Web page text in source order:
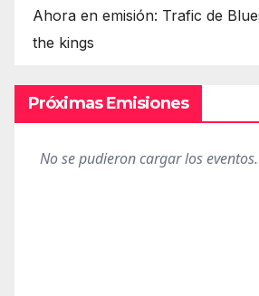
Ahora en emisión: Trafic de
the kings
Próximas Emisiones